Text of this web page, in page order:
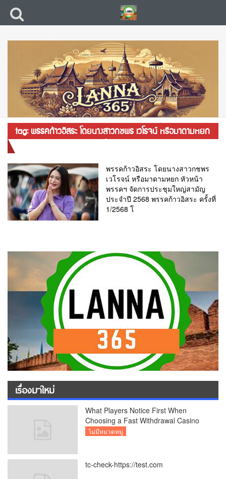
tag: พรรคก้าวอิสระ โดยนางสาวกชพร เวโรจน์ หรือมาดามหยก
พรรคก้าวอิสระ โดยนางสาวกชพร
เวโรจน์ หรือมาดามหยก หัวหน้า
พรรคฯ จัดการประชุมใหญ่สามัญ
ประจำปี 2568 พรรคก้าวอิสระ ครั้งที่
1/2568 โ
เรื่องมาใหม่
What Players Notice First When
Choosing a Fast Withdrawal Casino
UK
ไม่มีหมวดหมู่
tc-check-https://test.com